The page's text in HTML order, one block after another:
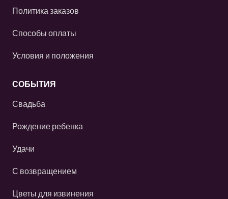
Политика заказов
Способы оплаты
Условия и положения
СОБЫТИЯ
Свадьба
Рождение ребенка
Удачи
С возвращением
Цветы для извинения